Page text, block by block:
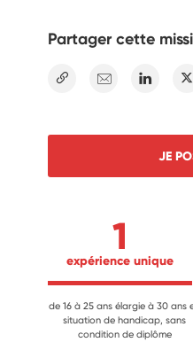
Partager cette
E-mail
JE
1
expérience unique
de 16 à 25 ans élargie à 30 ans
situation de handicap, sans
condition de diplôme